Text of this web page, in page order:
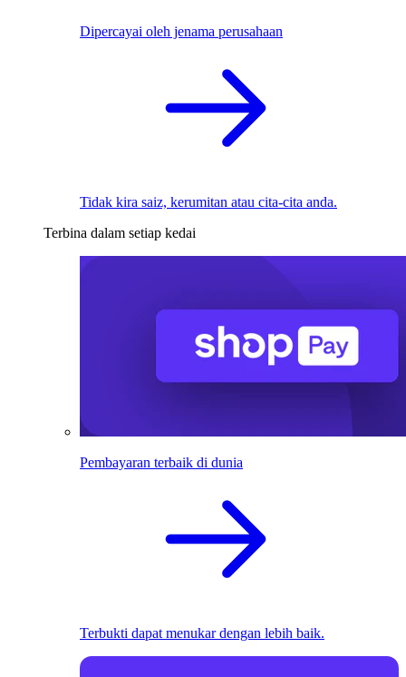
Dipercayai oleh jenama perusahaan
Tidak kira saiz, kerumitan atau cita-cita anda.
Terbina dalam setiap kedai
Pembayaran terbaik di dunia
Terbukti dapat menukar dengan lebih baik.